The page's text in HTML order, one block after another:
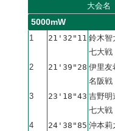
大会名
5000mW
1 21'32"11 鈴木智
七大戦
2
21'39"28 伊里友
名阪戦
3
23'18"43 吉野明
七大戦
4
24'38"85 沖本莉